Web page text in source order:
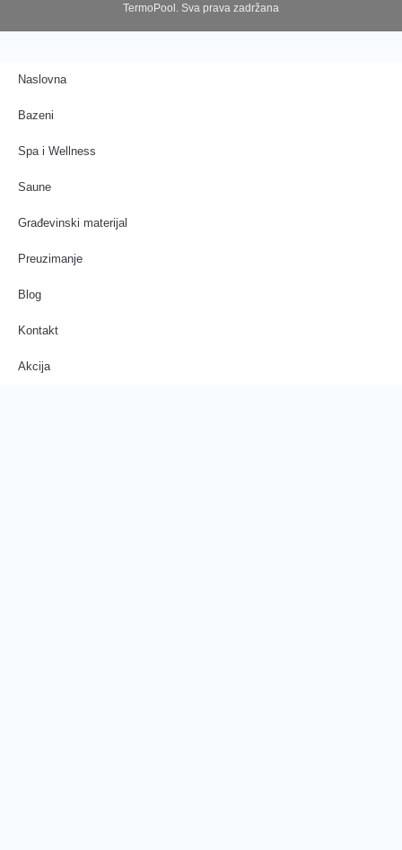
TermoPool. Sva prava zadržana
Naslovna
Bazeni
Spa i Wellness
Saune
Građevinski materijal
Preuzimanje
Blog
Kontakt
Akcija